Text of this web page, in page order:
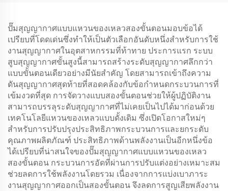
ปั๊มสุญญากาศแบบแหวนของเหลวสองขั้นตอนมอบข้อได้
เปรียบที่โดดเด่นซึ่งทำให้เป็นตัวเลือกอันดับหนึ่งสำหรับการใช้
งานสุญญากาศในอุตสาหกรรมที่ท้าทาย ประการแรก ระบบ
สูบสุญญากาศขั้นสูงนี้สามารถสร้างระดับสุญญากาศลึกกว่า
แบบขั้นตอนเดียวอย่างมีนัยสำคัญ โดยสามารถเข้าถึงความ
ดันสุญญากาศสุดท้ายที่สอดคล้องกับข้อกำหนดกระบวนการที่
เข้มงวดที่สุด การจัดวางแบบสองขั้นตอนช่วยให้ผู้ปฏิบัติงาน
สามารถบรรลุระดับสุญญากาศที่ไม่เคยเป็นไปได้มาก่อนด้วย
เทคโนโลยีแหวนของเหลวแบบดั้งเดิม ซึ่งเปิดโอกาสใหม่ๆ
สำหรับการปรับปรุงประสิทธิภาพกระบวนการและยกระดับ
คุณภาพผลิตภัณฑ์ ประสิทธิภาพด้านพลังงานเป็นอีกหนึ่งข้อ
ได้เปรียบที่น่าสนใจของปั๊มสุญญากาศแบบแหวนของเหลว
สองขั้นตอน กระบวนการอัดที่ผ่านการปรับแต่งอย่างเหมาะสม
ช่วยลดการใช้พลังงานโดยรวม เนื่องจากการแบ่งเบาภาระ
งานสุญญากาศออกเป็นสองขั้นตอน จึงลดการสูญเสียพลังงาน